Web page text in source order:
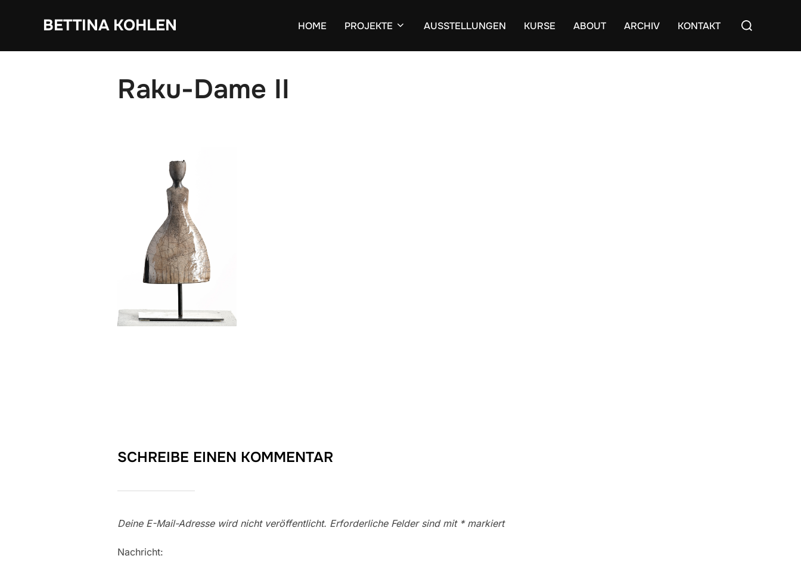
BETTINA KOHLEN HOME PROJEKTE AUSSTELLUNGEN KURSE ABOUT ARCHIV KONTAKT
Suchen
Raku-Dame II
SCHREIBE EINEN KOMMENTAR
Deine E-Mail-Adresse wird nicht veröffentlicht. Erforderliche Felder sind mit *markiert
Nachricht: